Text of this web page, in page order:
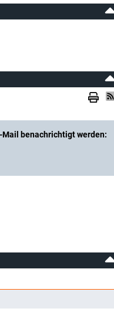
Mail benachrichtigt werden: